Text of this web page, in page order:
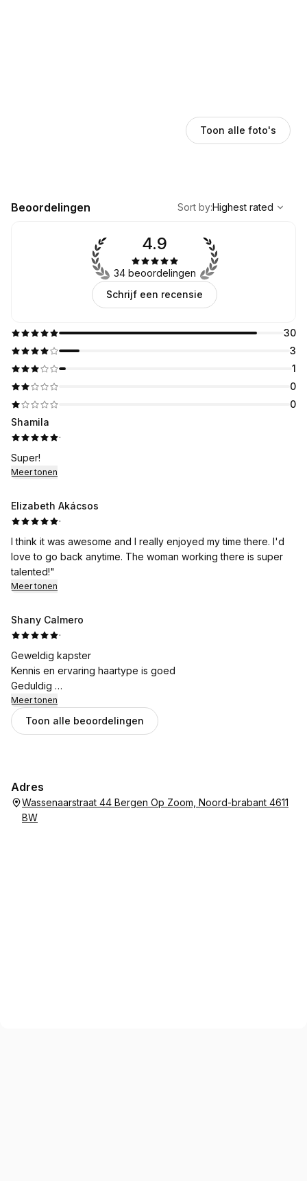
Toon alle foto's
Beoordelingen
Highest rated
Sort by:Highest rated
30
3
1
0
0
4.9
34 beoordelingen
Schrijf een recensie
Shamila
·
Super!
Meer tonen
Elizabeth Akácsos
·
I think it was awesome and I really enjoyed my time there. I'd
love to go back anytime. The woman working there is super
talented!"
Meer tonen
Shany Calmero
·
Geweldig kapster
Kennis en ervaring haartype is goed
Geduldig
Behandeling bespreekbaar
Handel naar wens van de klant
Meer tonen
Toon alle beoordelingen
Adres
Wassenaarstraat 44 Bergen Op Zoom, Noord-brabant 4611
BW